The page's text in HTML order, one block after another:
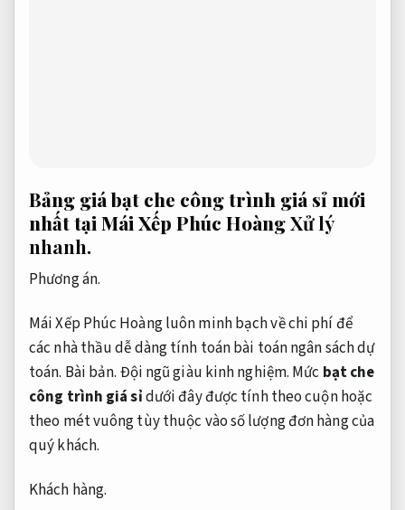
Bảng giá bạt che công trình giá sỉ mới
nhất tại Mái Xếp Phúc HoàngXử lý
nhanh.
Phương án.
Mái Xếp Phúc Hoàng luôn minh bạch về chi phí để
các nhà thầu dễ dàng tính toán bài toán ngân sách dự
toán. Bài bản. Đội ngũ giàu kinh nghiệm. Mức bạt che
công trình giá sỉdưới đây được tính theo cuộn hoặc
theo mét vuông tùy thuộc vào số lượng đơn hàng của
quý khách.
Khách hàng.